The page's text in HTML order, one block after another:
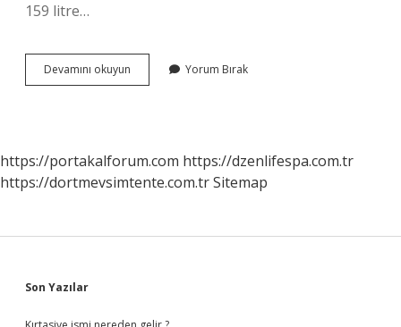
159 litre…
Devamını okuyun
Varil
Yorum Bırak
https://portakalforum.com https://dzenlifespa.com.tr
https://dortmevsimtente.com.trSitemap
Sidebar
Son Yazılar